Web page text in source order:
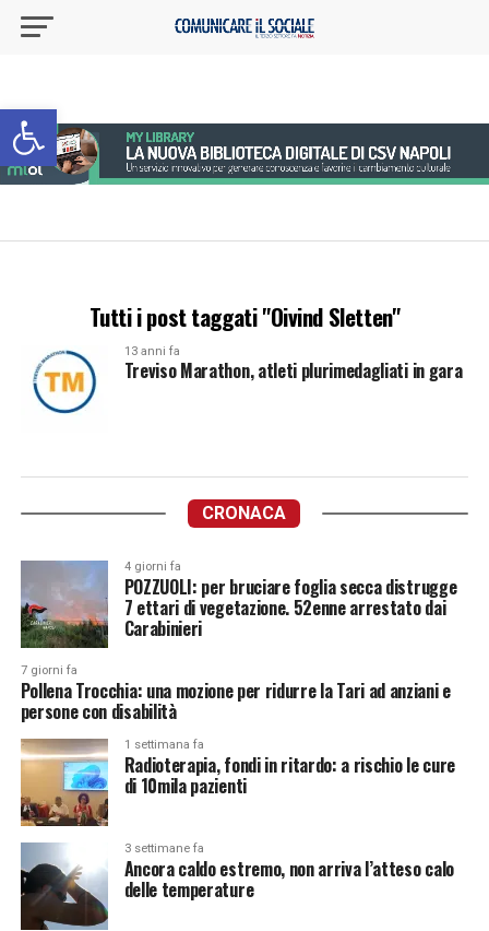
Apri la barra degli strumenti
Tutti i post taggati "Oivind Sletten"
13 anni fa
Treviso Marathon, atleti plurimedagliati in gara
CRONACA
4 giorni fa
POZZUOLI: per bruciare foglia secca distrugge
7 ettari di vegetazione. 52enne arrestato dai
Carabinieri
7 giorni fa
Pollena Trocchia: una mozione per ridurre la Tari ad anziani e
persone con disabilità
1 settimana fa
Radioterapia, fondi in ritardo: a rischio le cure
di 10mila pazienti
3 settimane fa
Ancora caldo estremo, non arriva l’atteso calo
delle temperature